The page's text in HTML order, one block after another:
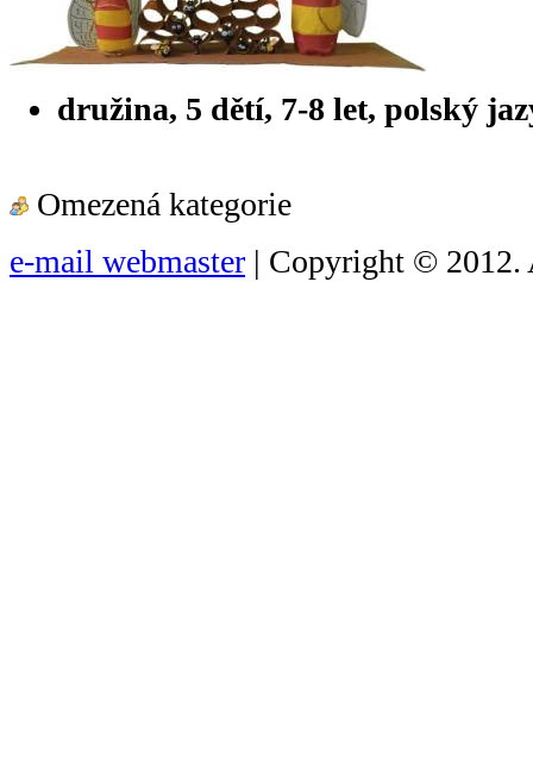
družina, 5 dětí, 7-8 let, polský
Omezená kategorie
e-mail webmaster | Copyright © 2012.